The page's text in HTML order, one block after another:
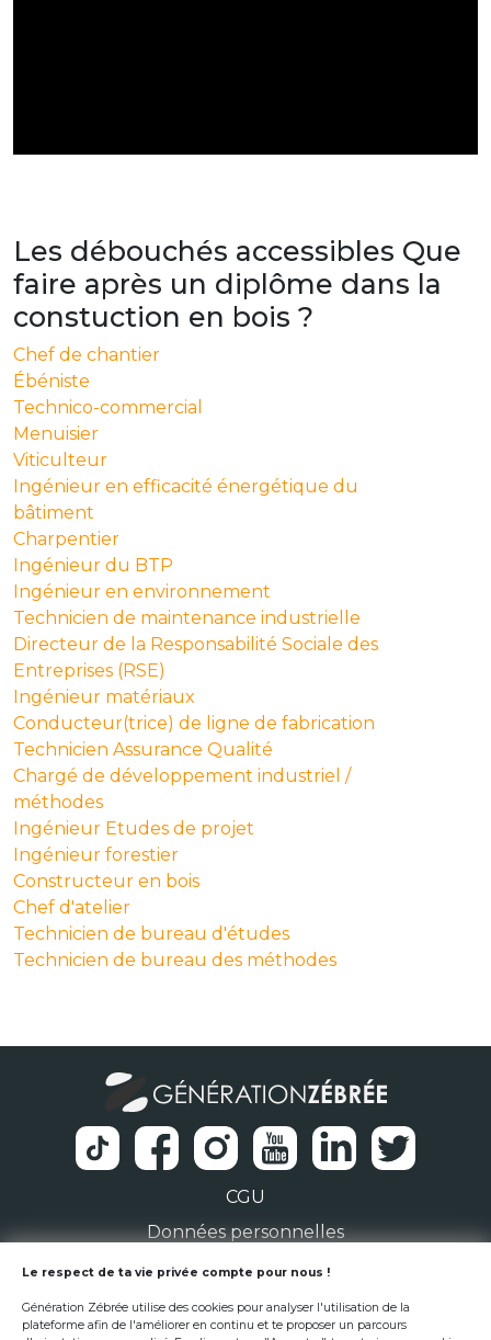
Les débouchés accessibles Que
faire après un diplôme dans la
constuction en bois ?
Chef de chantier
Ébéniste
Technico-commercial
Menuisier
Viticulteur
Ingénieur en efficacité énergétique du
bâtiment
Charpentier
Ingénieur du BTP
Ingénieur en environnement
Technicien de maintenance industrielle
Directeur de la Responsabilité Sociale des
Entreprises (RSE)
Ingénieur matériaux
Conducteur(trice) de ligne de fabrication
Technicien Assurance Qualité
Chargé de développement industriel /
méthodes
Ingénieur Etudes de projet
Ingénieur forestier
Constructeur en bois
Chef d'atelier
Technicien de bureau d'études
Technicien de bureau des méthodes
CGU
Données personnelles
1 Rue de la Noë 44300 Nantes
team@generationzebree.fr
Le respect de ta vie privée compte pour nous !
Génération Zébrée utilise des cookies pour analyser l'utilisation de la
plateforme afin de l'améliorer en continu et te proposer un parcours